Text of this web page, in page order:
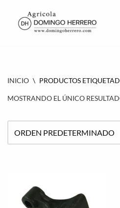
SALTAR
INICIO \ PRODUCTOS
MOSTRANDO EL ÚNICO